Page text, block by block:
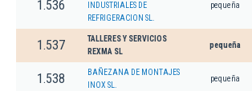
1.536
INDUSTRIALES DE
REFRIGERACION SL.
pequeña
1.537
TALLERES Y SERVICIOS
REXMA SL
pequeña
1.538
BAÑEZANA DE MONTAJES
INOX SL.
pequeña